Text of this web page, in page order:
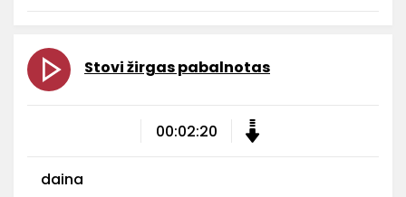
Stovi žirgas pabalnotas
00:02:20
daina